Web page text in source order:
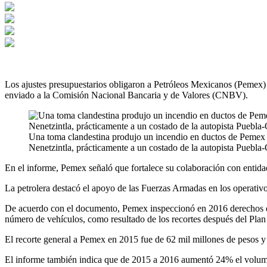
Los ajustes presupuestarios obligaron a Petróleos Mexicanos
enviado a la Comisión Nacional Bancaria y de Valores (CNBV).
Una toma clandestina produjo un incendio en ductos de
Nenetzintla, prácticamente a un costado de la autopista
En el informe, Pemex señaló que fortalece su colaboración con
La petrolera destacó el apoyo de las Fuerzas Armadas en los
De acuerdo con el documento, Pemex inspeccionó en 2016
número de vehículos, como resultado de los recortes después del
El recorte general a Pemex en 2015 fue de 62 mil millones de pesos
El informe también indica que de 2015 a 2016 aumentó 24% el